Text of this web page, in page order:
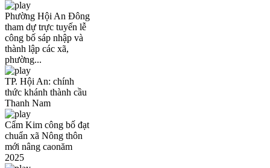
Phường Hội An Đông
tham dự trực tuyến lễ
công bố sáp nhập và
thành lập các xã,
phường...
TP. Hội An: chính
thức khánh thành cầu
Thanh Nam
Cẩm Kim công bố đạt
chuẩn xã Nông thôn
mới nâng caonăm
2025